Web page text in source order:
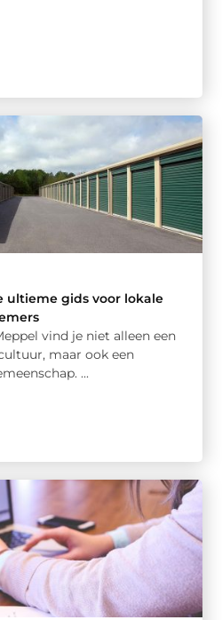
ultieme gids voor lokale
vind je niet alleen een
maar ook een
...